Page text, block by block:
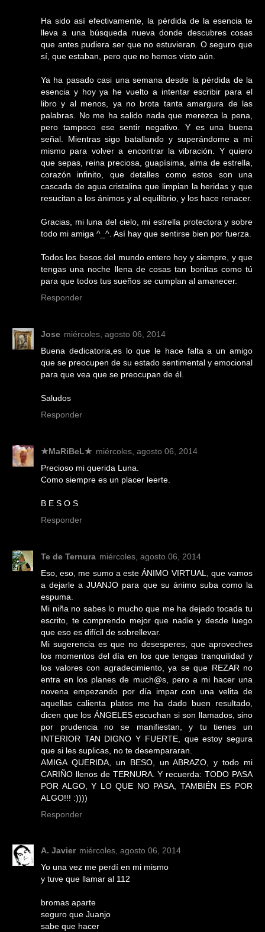
Ha sido así efectivamente, la pérdida de la esencia te
lleva a una búsqueda nueva donde descubres cosas
que antes pudiera ser que no estuvieran. O seguro que
sí, que estaban, pero que no hemos visto aún.
Ya ha pasado casi una semana desde la pérdida de la
esencia y hoy ya he vuelto a intentar escribir para el
libro y al menos, ya no brota tanta amargura de las
palabras. No me ha salido nada que merezca la pena,
pero tampoco ese sentir negativo. Y es una buena
señal. Mientras sigo batallando y superándome a mí
mismo para volver a encontrar la vibración. Y quiero
que sepas, reina preciosa, guapísima, alma de estrella,
corazón infinito, que detalles como estos son una
cascada de agua cristalina que limpian la heridas y que
resucitan a los ánimos y al equilibrio, y los hace renacer.
Gracias, mi luna del cielo, mi estrella protectora y sobre
todo mi amiga ^_^. Así hay que sentirse bien por fuerza.
Todos los besos del mundo entero hoy y siempre, y que
tengas una noche llena de cosas tan bonitas como tú
para que todos tus sueños se cumplan al amanecer.
Responder
Jose miércoles, agosto 06, 2014
Buena dedicatoria,es lo que le hace falta a un amigo
que se preocupen de su estado sentimental y emocional
para que vea que se preocupan de él.
Saludos
Responder
★MaRiBeL★ miércoles, agosto 06, 2014
Precioso mi querida Luna.
Como siempre es un placer leerte.
B E S O S
Responder
Te de Ternura miércoles, agosto 06, 2014
Eso, eso, me sumo a este ÁNIMO VIRTUAL, que vamos
a dejarle a JUANJO para que su ánimo suba como la
espuma.
Mi niña no sabes lo mucho que me ha dejado tocada tu
escrito, te comprendo mejor que nadie y desde luego
que eso es difícil de sobrellevar.
Mi sugerencia es que no desesperes, que aproveches
los momentos del día en los que tengas tranquilidad y
los valores con agradecimiento, ya se que REZAR no
entra en los planes de much@s, pero a mi hacer una
novena empezando por día impar con una velita de
aquellas calienta platos me ha dado buen resultado,
dicen que los ÁNGELES escuchan si son llamados, sino
por prudencia no se manifiestan, y tu tienes un
INTERIOR TAN DIGNO Y FUERTE, que estoy segura
que si les suplicas, no te desempararan.
AMIGA QUERIDA, un BESO, un ABRAZO, y todo mi
CARIÑO llenos de TERNURA. Y recuerda: TODO PASA
POR ALGO, Y LO QUE NO PASA, TAMBIÉN ES POR
ALGO!!! :))))
Responder
A. Javier miércoles, agosto 06, 2014
Yo una vez me perdí en mi mismo
y tuve que llamar al 112
bromas aparte
seguro que Juanjo
sabe que hacer